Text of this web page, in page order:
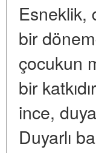
Esneklik,
bir
çocukun
bir
ince,
Duyarlı